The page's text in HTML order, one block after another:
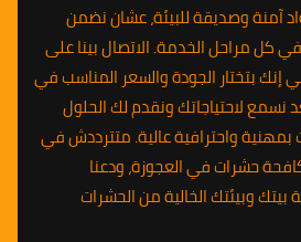
آمنة وصديقة للبيئة، عشان نضمن
كل مراحل الخدمة. الاتصال بينا على
01010891953 يعني إنك بتختار الجودة والسعر المناسب في
نسمع لاحتياجاتك ونقدم لك الحلول
بمهنية واحترافية عالية. متترددش في
حشرات في العجوزة، ودعنا
وبيئتك الخالية من الحشرات